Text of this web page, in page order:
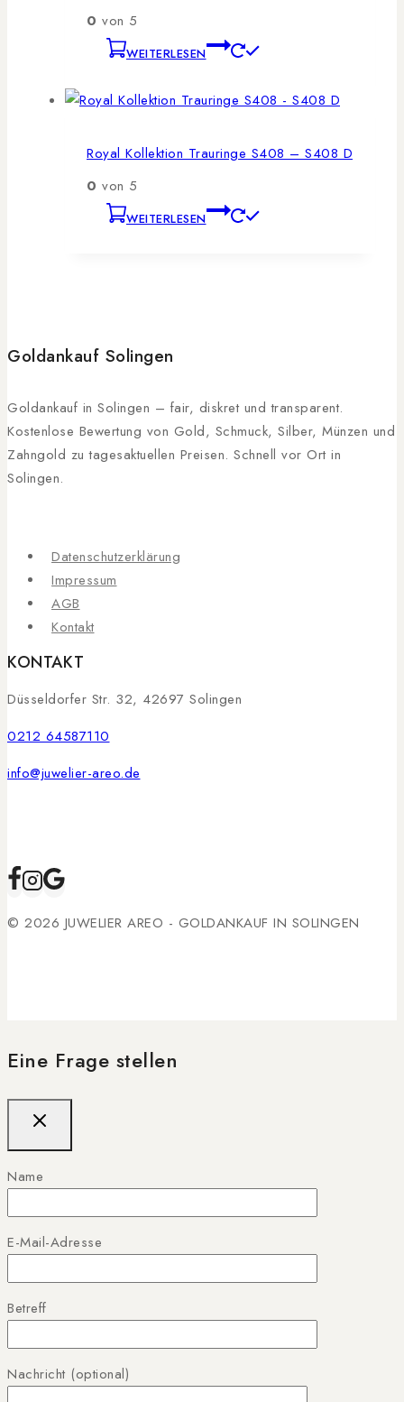
0 von 5
WEITERLESEN
Royal Kollektion Trauringe S408 – S408 D
0 von 5
WEITERLESEN
Goldankauf Solingen
Goldankauf in Solingen – fair, diskret und transparent.
Kostenlose Bewertung von Gold, Schmuck, Silber, Münzen und
Zahngold zu tagesaktuellen Preisen. Schnell vor Ort in
Solingen.
Datenschutzerklärung
Impressum
AGB
Kontakt
KONTAKT
Düsseldorfer Str. 32, 42697 Solingen
0212 64587110
info@juwelier-areo.de
© 2026 JUWELIER AREO - GOLDANKAUF IN SOLINGEN
Eine Frage stellen
Name
E-Mail-Adresse
Betreff
Nachricht (optional)